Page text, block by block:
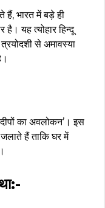
हैं, भारत में बड़े ही
है। यह त्योहार हिन्दू
से अमावस्या
‘दीपों का अवलोकन’। इस
हैं ताकि घर में